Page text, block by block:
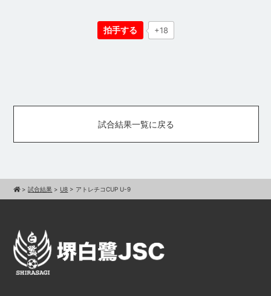
拍手する +18
試合結果一覧に戻る
>試合結果 > U8 > アトレチコCUP U-9